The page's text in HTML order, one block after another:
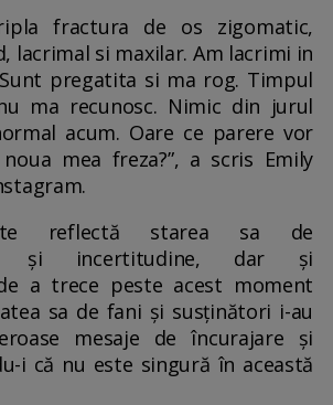
fractura de os zigomatic,
lacrimal si maxilar. Am lacrimi in
pregatita si ma rog. Timpul
ma recunosc. Nimic din jurul
acum. Oare ce parere vor
mea freza?”, a scris Emily
reflectă starea sa de
și incertitudine, dar și
a trece peste acest moment
sa de fani și susținători i-au
mesaje de încurajare și
i că nu este singură în această